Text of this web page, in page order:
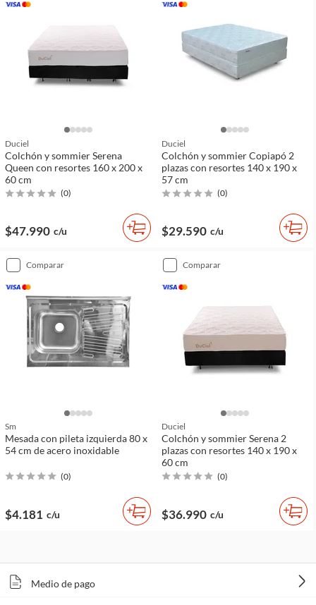
Duciel
Colchón y sommier Serena
Queen con resortes 160 x 200 x
60 cm
(0)
$47.990 c/u
Duciel
Colchón y sommier Copiapó 2
plazas con resortes 140 x 190 x
57 cm
(0)
$29.590 c/u
comparar
Sm
Mesada con pileta izquierda 80 x
54 cm de acero inoxidable
(0)
$4.181 c/u
comparar
Duciel
Colchón y sommier Serena 2
plazas con resortes 140 x 190 x
60 cm
(0)
$36.990 c/u
Medio de pago